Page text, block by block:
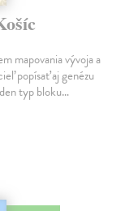
mapovania vývoja a
popísať aj genézu
typ bloku…